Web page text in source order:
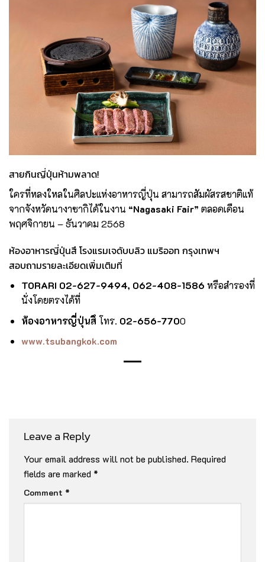
สายกินญี่ปุ่นห้ามพลาด!
ใครที่หลงใหลในศิลปะแห่งอาหารญี่ปุ่น สามารถสัมผัสรสชาติแท้
จากจังหวัดนางาซากิได้ในงาน “Nagasaki Fair” ตลอดเดือน
พฤศจิกายน – ธันวาคม 2568
ห้องอาหารญี่ปุ่นสึ โรงแรมเจดับบลิว แมริออท กรุงเทพฯ
สอบถามรายละเอียดเพิ่มเติมที่
TORARI 02-627-9494, 062-408-1586 หรือสำรองที่
นั่งโดยตรงได้ที่
ห้องอาหารญี่ปุ่นสึ โทร. 02-656-7700
www.tsubangkok.com
Leave a Reply
Your email address will not be published. Required
fields are marked *
Comment *